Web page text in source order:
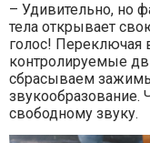
– Удивительно, но
тела открывает
голос! Переключая
контролируемые
сбрасываем
звукообразование.
свободному звуку.